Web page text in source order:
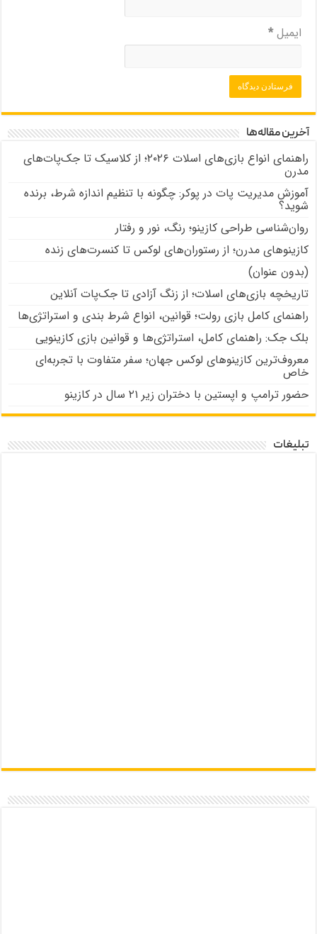
ایمیل*
آخرین مقاله‌ها
راهنمای انواع بازی‌های اسلات ۲۰۲۶؛ از کلاسیک تا جک‌پات‌های
مدرن
آموزش مدیریت پات در پوکر: چگونه با تنظیم اندازه شرط، برنده
شوید؟
روان‌شناسی طراحی کازینو؛ رنگ، نور و رفتار
کازینوهای مدرن؛ از رستوران‌های لوکس تا کنسرت‌های زنده
(بدون عنوان)
تاریخچه بازی‌های اسلات؛ از زنگ آزادی تا جک‌پات‌ آنلاین
راهنمای کامل بازی رولت؛ قوانین، انواع شرط بندی و استراتژی‌ها
بلک جک: راهنمای کامل، استراتژی‌ها و قوانین بازی کازینویی
معروف‌ترین کازینوهای لوکس جهان؛ سفر متفاوت با تجربه‌ای
خاص
حضور ترامپ و اپستین با دختران زیر ۲۱ سال در کازینو
تبلیغات